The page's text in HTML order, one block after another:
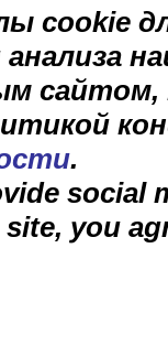
cookie
.
social
you